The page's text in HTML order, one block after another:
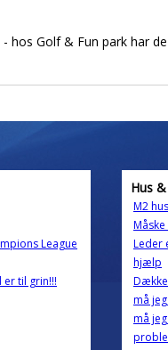
hos Golf & Fun park har
League
til grin!!!
Hus
M2
Leder
hjælp
må
må